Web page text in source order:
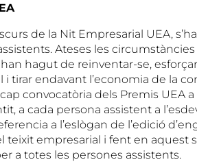
de la Nit Empresarial UEA,
Ateses les
hagut de reinventar-se,
i tirar endavant l’economia de la
convocatòria dels Premis UEA
a cada persona assistent a
a l’eslògan de l’edició
teixit empresarial i fent en aquest
a totes les persones assistents.